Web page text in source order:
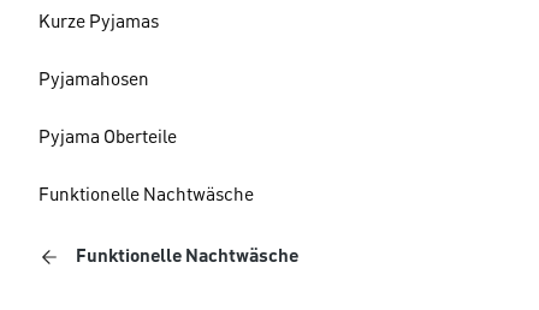
Kurze Pyjamas
Pyjamahosen
Pyjama Oberteile
Funktionelle Nachtwäsche
Funktionelle Nachtwäsche